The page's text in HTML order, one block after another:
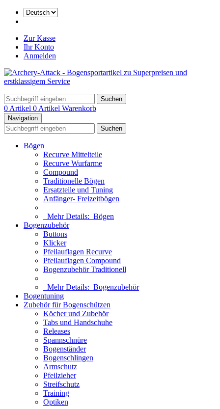
Zur Kasse
Ihr Konto
Anmelden
Suchen
0 Artikel 0 Artikel Warenkorb
Navigation
Suchen
Bögen
Recurve Mittelteile
Recurve Wurfarme
Compound
Traditionelle Bögen
Ersatzteile und Tuning
Anfänger- Freizeitbögen
Mehr Details: Bögen
Bogenzubehör
Buttons
Klicker
Pfeilauflagen Recurve
Pfeilauflagen Compound
Bogenzubehör Traditionell
Mehr Details: Bogenzubehör
Bogentuning
Zubehör für Bogenschützen
Köcher und Zubehör
Tabs und Handschuhe
Releases
Spannschnüre
Bogenständer
Bogenschlingen
Armschutz
Pfeilzieher
Streifschutz
Training
Optiken